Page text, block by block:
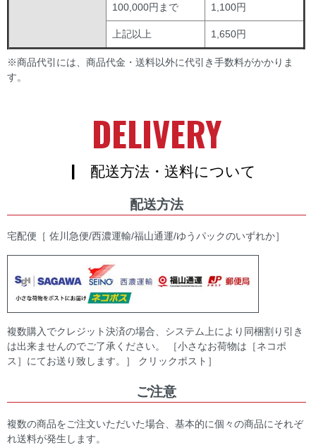
100,000円まで 1,100円
上記以上 1,650円
※商品代引には、商品代金・送料以外に代引き手数料がかかりま
す。
DELIVERY
| 配送方法・送料について
配送方法
宅配便［ 佐川急便/西濃運輸/福山通運/ゆうパックのいずれか］
複数購入でクレジット決済の場合、システム上により同梱割り引き
は出来ませんのでご了承ください。 ［小さなお荷物は［ネコポ
ス］にてお送り致します。］ クリックポスト］
ご注意
複数の商品をご注文いただいた場合、基本的に個々の商品にそれぞ
れ送料が発生します。